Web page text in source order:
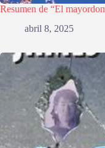
Resumen de “El
abril 8, 2025